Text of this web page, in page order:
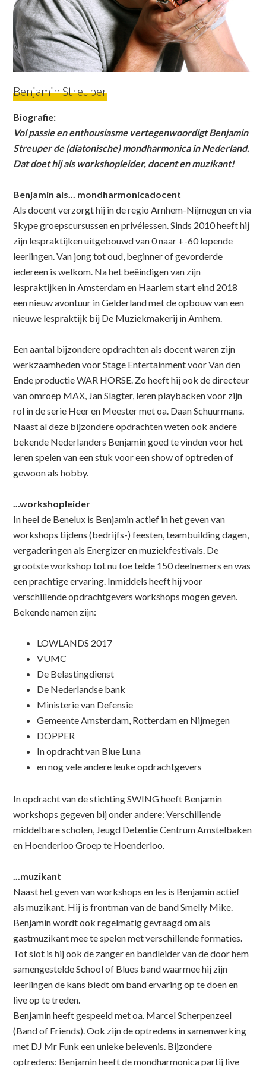
Benjamin Streuper
Biografie:
Vol passie en enthousiasme vertegenwoordigt Benjamin
Streuper de (diatonische) mondharmonica in Nederland.
Dat doet hij als workshopleider, docent en muzikant!
Benjamin als... mondharmonicadocent
Als docent verzorgt hij in de regio Arnhem-Nijmegen en via
Skype groepscursussen en privélessen. Sinds 2010 heeft hij
zijn lespraktijken uitgebouwd van 0 naar +-60 lopende
leerlingen. Van jong tot oud, beginner of gevorderde
iedereen is welkom. Na het beëindigen van zijn
lespraktijken in Amsterdam en Haarlem start eind 2018
een nieuw avontuur in Gelderland met de opbouw van een
nieuwe lespraktijk bij De Muziekmakerij in Arnhem.
Een aantal bijzondere opdrachten als docent waren zijn
werkzaamheden voor Stage Entertainment voor Van den
Ende productie WAR HORSE. Zo heeft hij ook de directeur
van omroep MAX, Jan Slagter, leren playbacken voor zijn
rol in de serie Heer en Meester met oa. Daan Schuurmans.
Naast al deze bijzondere opdrachten weten ook andere
bekende Nederlanders Benjamin goed te vinden voor het
leren spelen van een stuk voor een show of optreden of
gewoon als hobby.
...workshopleider
In heel de Benelux is Benjamin actief in het geven van
workshops tijdens (bedrijfs-) feesten, teambuilding dagen,
vergaderingen als Energizer en muziekfestivals. De
grootste workshop tot nu toe telde 150 deelnemers en was
een prachtige ervaring. Inmiddels heeft hij voor
verschillende opdrachtgevers workshops mogen geven.
Bekende namen zijn:
LOWLANDS 2017
VUMC
De Belastingdienst
De Nederlandse bank
Ministerie van Defensie
Gemeente Amsterdam, Rotterdam en Nijmegen
DOPPER
In opdracht van Blue Luna
en nog vele andere leuke opdrachtgevers
In opdracht van de stichting SWING heeft Benjamin
workshops gegeven bij onder andere: Verschillende
middelbare scholen, Jeugd Detentie Centrum Amstelbaken
en Hoenderloo Groep te Hoenderloo.
...muzikant
Naast het geven van workshops en les is Benjamin actief
als muzikant. Hij is frontman van de band Smelly Mike.
Benjamin wordt ook regelmatig gevraagd om als
gastmuzikant mee te spelen met verschillende formaties.
Tot slot is hij ook de zanger en bandleider van de door hem
samengestelde School of Blues band waarmee hij zijn
leerlingen de kans biedt om band ervaring op te doen en
live op te treden.
Benjamin heeft gespeeld met oa. Marcel Scherpenzeel
(Band of Friends). Ook zijn de optredens in samenwerking
met DJ Mr Funk een unieke belevenis. Bijzondere
optredens: Benjamin heeft de mondharmonica partij live